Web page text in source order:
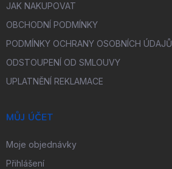
JAK NAKUPOVAT
OBCHODNÍ PODMÍNKY
PODMÍNKY OCHRANY OSOBNÍCH ÚDAJŮ
ODSTOUPENÍ OD SMLOUVY
UPLATNĚNÍ REKLAMACE
MŮJ ÚČET
Moje objednávky
Přihlášení